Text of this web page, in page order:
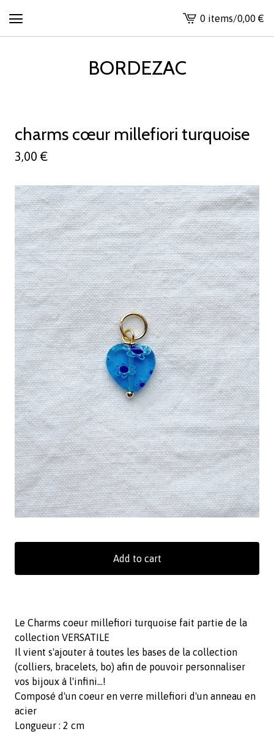
View
cart
0 items/0,00 €
BORDEZAC
charms cœur millefiori turquoise
3,00€
Add to cart
Le Charms coeur millefiori turquoise fait partie de la
collection VERSATILE
Il vient s'ajouter à toutes les bases de la collection
(colliers, bracelets, bo) afin de pouvoir personnaliser
vos bijoux à l'infini...!
Composé d'un coeur en verre millefiori d'un anneau en
acier
Longueur : 2 cm